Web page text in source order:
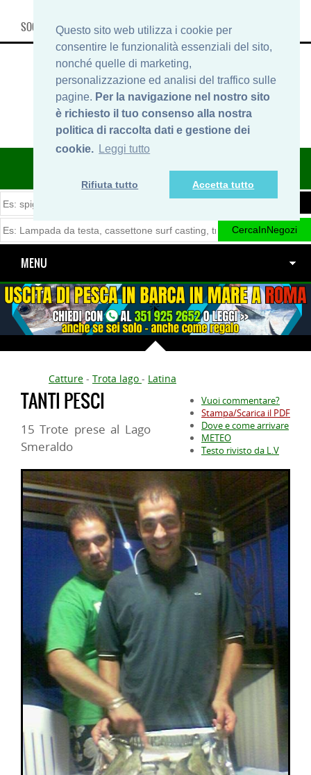
Questo sito web utilizza i cookie per
consentire le funzionalità essenziali del sito,
nonché quelle di marketing,
personalizzazione ed analisi del traffico sulle
pagine. Per la navigazione nel nostro sito
è richiesto il tuo consenso alla nostra
politica di raccolta dati e gestione dei
cookie. Leggi tutto
Rifiuta tutto Accetta tutto
SOCIAL, INFO & SHOP
ITINERARIDIPESCA.IT
MENU
Catture - Trota lago - Latina
Vuoi commentare?
Stampa/Scarica il PDF
Dove e come arrivare
METEO
Testo rivisto da L.V
TANTI PESCI
15 Trote prese al Lago
Smeraldo